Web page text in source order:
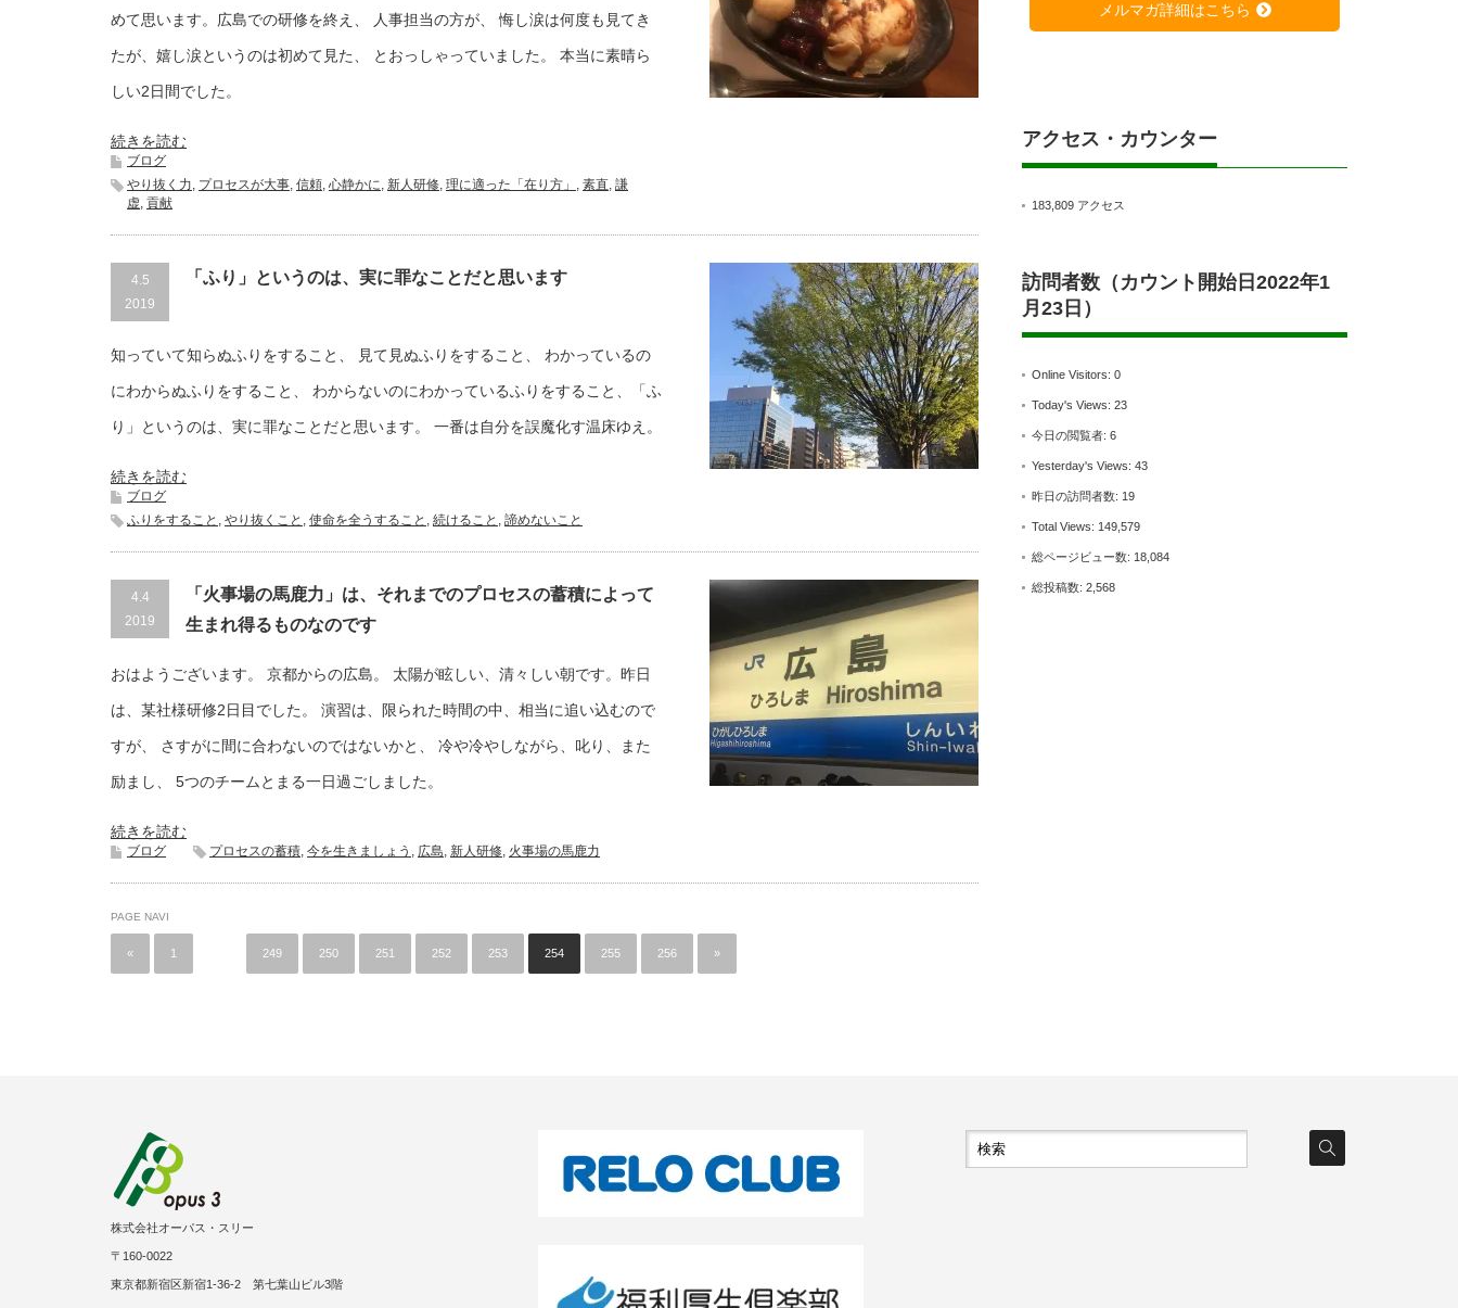
めて思います。広島での研修を終え、 人事担当の方が、 悔し涙は何度も見てき
たが、嬉し涙というのは初めて見た、 とおっしゃっていました。 本当に素晴ら
しい2日間でした。
続きを読む
ブログ
やり抜く力, プロセスが大事, 信頼, 心静かに, 新人研修, 理に適った「在り方」 , 素直, 謙
虚, 貢献
4.5
2019
「ふり」というのは、実に罪なことだと思います
知っていて知らぬふりをすること、 見て見ぬふりをすること、 わかっているの
にわからぬふりをすること、 わからないのにわかっているふりをすること、「ふ
り」というのは、実に罪なことだと思います。 一番は自分を誤魔化す温床ゆえ。
続きを読む
ブログ
ふりをすること , やり抜くこと , 使命を全うすること , 続けること , 諦めないこと
4.4
2019
「火事場の馬鹿力」は、それまでのプロセスの蓄積によって
生まれ得るものなのです
おはようございます。 京都からの広島。 太陽が眩しい、清々しい朝です。昨日
は、某社様研修2日目でした。 演習は、限られた時間の中、相当に追い込むので
すが、 さすがに間に合わないのではないかと、 冷や冷やしながら、叱り、また
励まし、 5つのチームとまる一日過ごしました。
続きを読む
ブログ プロセスの蓄積, 今を生きましょう , 広島, 新人研修, 火事場の馬鹿力
PAGE NAVI
« 1 249 250 251 252 253 254 255 256 »
メルマガ詳細はこちら
アクセス・カウンター
183,809 アクセス
訪問者数（カウント開始日2022年1
月23日）
Online Visitors: 0
Today's Views: 23
今日の閲覧者: 6
Yesterday's Views: 43
昨日の訪問者数: 19
Total Views: 149,579
総ページビュー数: 18,084
総投稿数: 2,568
株式会社オーパス・スリー
〒160-0022
東京都新宿区新宿1-36-2 第七葉山ビル3階